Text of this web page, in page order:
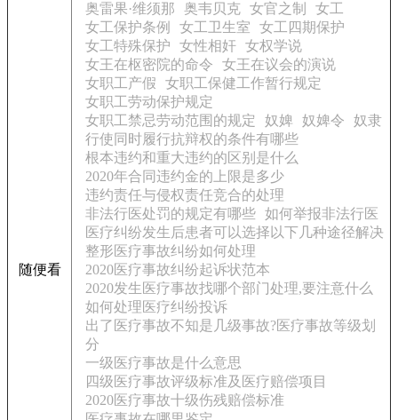
随便看
奥雷果·维须那
奥韦贝克 女官之制
女工
女工保护条例
女工卫生室
女工四期保护
女工特殊保护
女性相奸 女权学说
女王在枢密院的命令
女王在议会的演说
女职工产假
女职工保健工作暂行规定
女职工劳动保护规定
女职工禁忌劳动范围的规定
奴婢 奴婢令
奴隶
行使同时履行抗辩权的条件有哪些
根本违约和重大违约的区别是什么
2020年合同违约金的上限是多少
违约责任与侵权责任竞合的处理
非法行医处罚的规定有哪些 如何举报非法行医
医疗纠纷发生后患者可以选择以下几种途径解决
整形医疗事故纠纷如何处理
2020医疗事故纠纷起诉状范本
2020发生医疗事故找哪个部门处理,要注意什么
如何处理医疗纠纷投诉
出了医疗事故不知是几级事故?医疗事故等级划
分
一级医疗事故是什么意思
四级医疗事故评级标准及医疗赔偿项目
2020医疗事故十级伤残赔偿标准